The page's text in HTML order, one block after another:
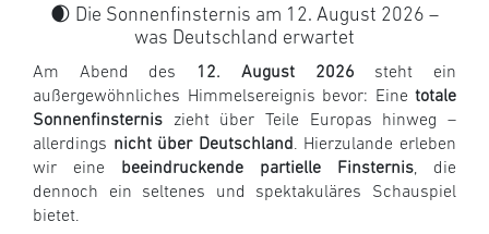
🌒 Die Sonnenfinsternis am 12. August 2026 –
was Deutschland erwartet
Am Abend des 12. August 2026 steht ein
außergewöhnliches Himmelsereignis bevor: Eine totale
Sonnenfinsternis zieht über Teile Europas hinweg –
allerdings nicht über Deutschland. Hierzulande erleben
wir eine
beeindruckende partielle Finsternis, die
dennoch ein seltenes und spektakuläres Schauspiel
bietet.